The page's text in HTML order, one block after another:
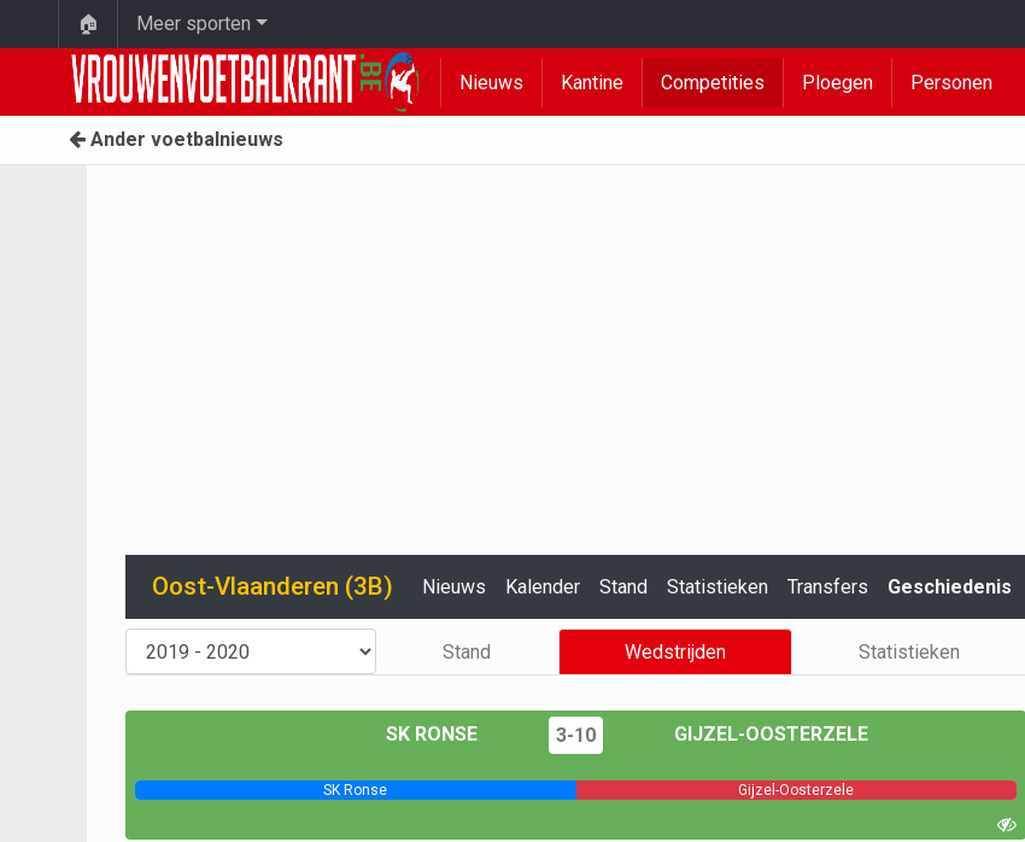
🏠 Meer sporten
Nieuws Kantine Competities Ploegen Personen
Ander voetbalnieuws
Oost-Vlaanderen (3B) Nieuws Kalender Stand Statistieken Transfers Geschiedenis
Stand Wedstrijden Statistieken
SK RONSE 3-10 GIJZEL-OOSTERZELE
SK Ronse Gijzel-Oosterzele